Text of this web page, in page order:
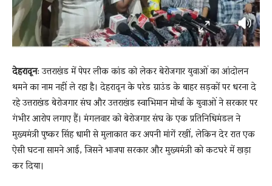
देहरादून: उत्तराखंड में पेपर लीक कांड को लेकर बेरोजगार युवाओं का आंदोलन
थमने का नाम नहीं ले रहा है। देहरादून के परेड ग्राउंड के बाहर सड़कों पर धरना दे
रहे उत्तराखंड बेरोजगार संघ और उत्तराखंड स्वाभिमान मोर्चा के युवाओं ने सरकार पर
गंभीर आरोप लगाए हैं। मंगलवार को बेरोजगार संघ के एक प्रतिनिधिमंडल ने
मुख्यमंत्री पुष्कर सिंह धामी से मुलाकात कर अपनी मांगें रखीं, लेकिन देर रात एक
ऐसी घटना सामने आई, जिसने भाजपा सरकार और मुख्यमंत्री को कटघरे में खड़ा
कर दिया।